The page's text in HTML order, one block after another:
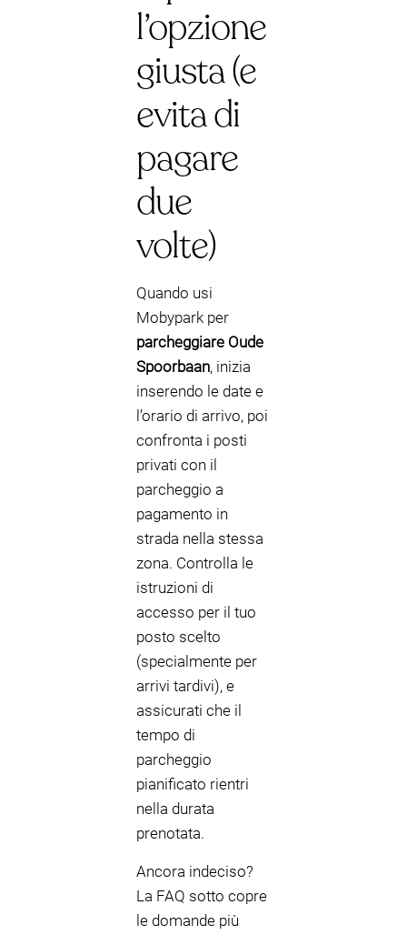
l’opzione
giusta (e
evita di
pagare
due
volte)
Quando usi
Mobypark per
parcheggiare Oude
Spoorbaan, inizia
inserendo le date e
l’orario di arrivo, poi
confronta i posti
privati con il
parcheggio a
pagamento in
strada nella stessa
zona. Controlla le
istruzioni di
accesso per il tuo
posto scelto
(specialmente per
arrivi tardivi), e
assicurati che il
tempo di
parcheggio
pianificato rientri
nella durata
prenotata.
Ancora indeciso?
La FAQ sotto copre
le domande più